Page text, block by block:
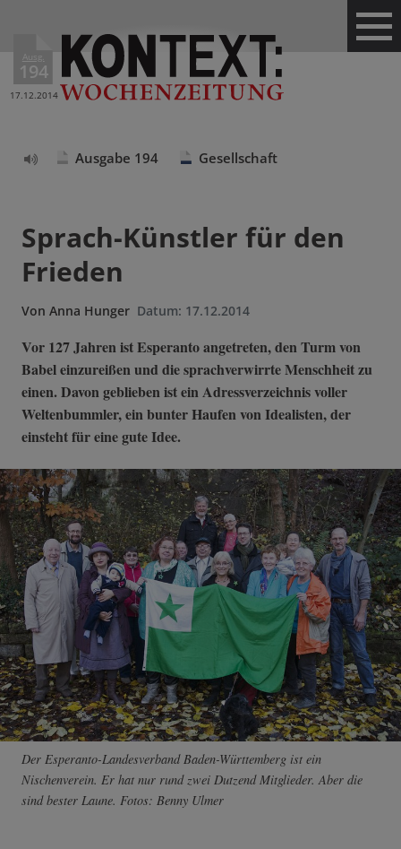
Ausg.
194
17.12.2014
Ausgabe 194 Gesellschaft
Sprach-Künstler für den
Frieden
Von Anna Hunger Datum: 17.12.2014
Vor 127 Jahren ist Esperanto angetreten, den Turm von
Babel einzureißen und die sprachverwirrte Menschheit zu
einen. Davon geblieben ist ein Adressverzeichnis voller
Weltenbummler, ein bunter Haufen von Idealisten, der
einsteht für eine gute Idee.
Der Esperanto-Landesverband Baden-Württemberg ist ein
Nischenverein. Er hat nur rund zwei Dutzend Mitglieder. Aber die
sind bester Laune. Fotos: Benny Ulmer